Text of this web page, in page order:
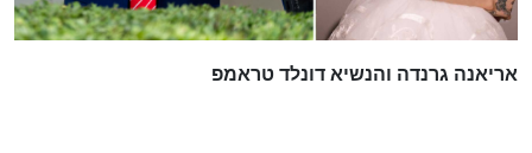
אריאנה גרנדה והנשיא דונלד טראמפ